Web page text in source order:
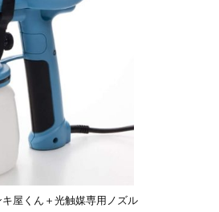
屋くん＋光触媒専用ノズル